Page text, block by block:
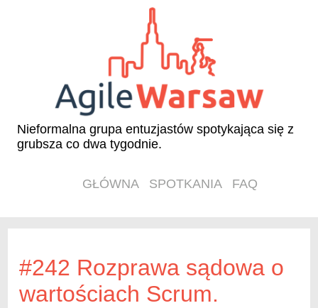
Nieformalna grupa entuzjastów spotykająca się z
grubsza co dwa tygodnie.
GŁÓWNA SPOTKANIA FAQ
#242 Rozprawa sądowa o
wartościach Scrum.